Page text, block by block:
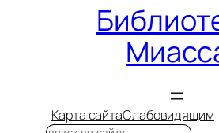
Карта сайтаСлабовидящим
Поиск